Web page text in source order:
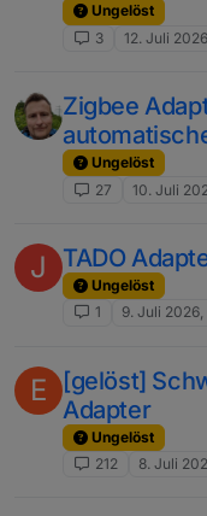
Ungelöst
3
12. Juli
Zigbee
Ungelöst
27
10. Juli
J TADO
Ungelöst
1
9. Juli
E
[gelöst]
Adapter
Ungelöst
212
8. Juli